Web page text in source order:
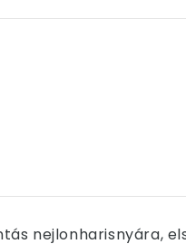
nejlonharisnyára,